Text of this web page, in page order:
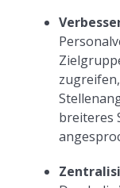
breiteres